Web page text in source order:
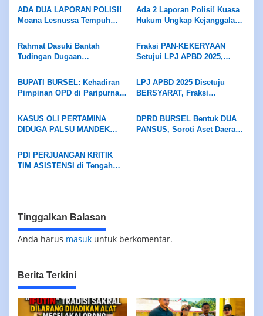
Anggota DPRD ke BK, Ketua
DPRD Pastikan Diproses
CABUT LAPORAN, Kuasa
Hukum Desak Pengusutan
hingga Pansus DPRD Bekerja
ADA DUA LAPORAN POLISI!
Moana Lesnussa Tempuh
Dugaan Keterlibatan Oknum
DPRD
Ada 2 Laporan Polisi! Kuasa
Hukum Ungkap Kejanggalan
Rahmat Dasuki Bantah
Tudingan Dugaan
Rp4 Miliar, Persilakan APH
Usut Tuntas
Fraksi PAN-KEKERYAAN
Setujui LPJ APBD 2025,
Pendidikan dan Tuntaskan
Jalan Ambalau
BUPATI BURSEL: Kehadiran
Pimpinan OPD di Paripurna
LPJ APBD 2025 Disetuju
BERSYARAT, Fraksi
Beberkan Belasan Catatan
Kritis
KASUS OLI PERTAMINA
DIDUGA PALSU MANDEK
Kapolda Maluku Turun
Tangan
DPRD BURSEL Bentuk DUA
PANSUS, Soroti Aset Daerah
PDI PERJUANGAN KRITIK
TIM ASISTENSI di Tengah
Tinggalkan Balasan
Anda harus masuk untuk berkomentar.
Berita Terkini